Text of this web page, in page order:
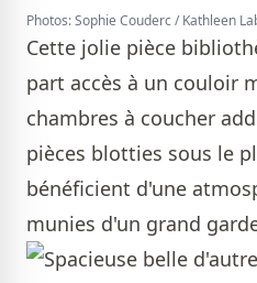
Photos: Sophie Couderc / Kathleen
Cette jolie pièce
part accès à un couloir
chambres à coucher
pièces blotties sous le
bénéficient d'une
munies d'un grand